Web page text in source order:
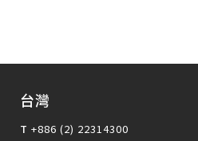
台灣
T +886 (2) 22314300